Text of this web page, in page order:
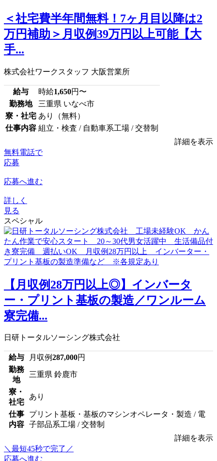
＜社宅費半年間無料！7ヶ月目以降は2
万円補助＞月収例39万円以上可能【大
手...
株式会社ワークスタッフ 大阪営業所
給与 時給1,650円〜
勤務地
三重県 いなべ市
寮・社宅 あり（無料）
仕事内容 組立・検査 / 自動車系工場 / 交替制
詳細を表示
無料電話で
応募
応募へ進む
詳しく
見る
スペシャル
【月収例28万円以上◎】インバータ
ー・プリント基板の製造／ワンルーム
寮完備...
日研トータルソーシング株式会社
給与 月収例287,000円
勤務
地
三重県 鈴鹿市
寮・
社宅
あり
仕事
内容
プリント基板・基板のマシンオペレータ・製造 / 電
子部品系工場 / 交替制
詳細を表示
＼最短45秒で完了／
応募へ進む